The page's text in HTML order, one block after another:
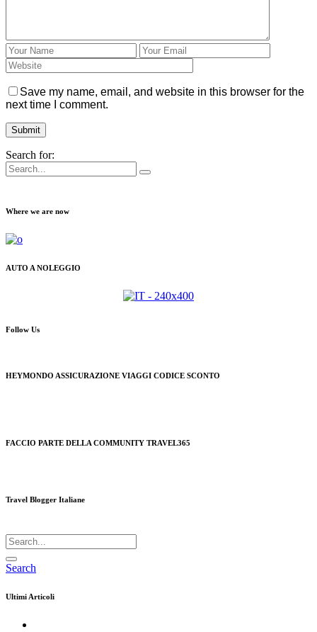
Save my name, email, and website in this browser for the
next time I comment.
Search for:
Where we are now
AUTO A NOLEGGIO
Follow Us
HEYMONDO ASSICURAZIONE VIAGGI CODICE SCONTO
FACCIO PARTE DELLA COMMUNITY TRAVEL365
Travel Blogger Italiane
Search
Ultimi Articoli